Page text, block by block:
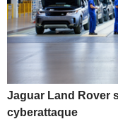
Jaguar Land Rover
cyberattaque